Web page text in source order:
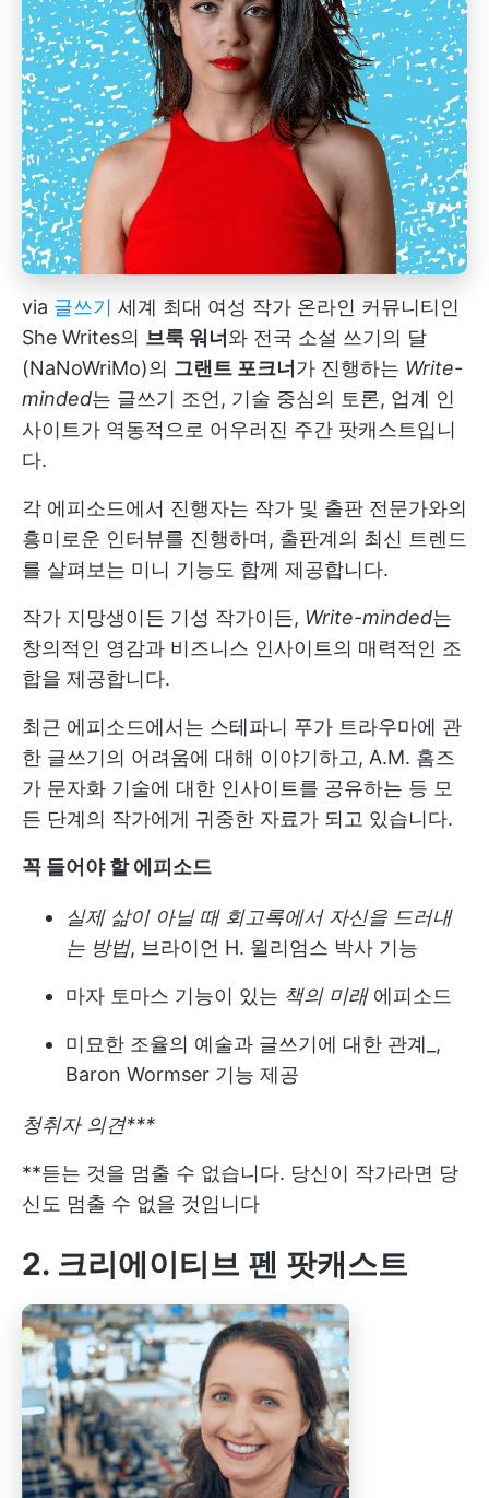
via 글쓰기 세계 최대 여성 작가 온라인 커뮤니티인
She Writes의 브룩 워너 와 전국 소설 쓰기의 달
(NaNoWriMo)의 그랜트 포크너 가 진행하는 Write-
minded는 글쓰기 조언, 기술 중심의 토론, 업계 인
사이트가 역동적으로 어우러진 주간 팟캐스트입니
다.
각 에피소드에서 진행자는 작가 및 출판 전문가와의
흥미로운 인터뷰를 진행하며, 출판계의 최신 트렌드
를 살펴보는 미니 기능도 함께 제공합니다.
작가 지망생이든 기성 작가이든, Write-minded는
창의적인 영감과 비즈니스 인사이트의 매력적인 조
합을 제공합니다.
최근 에피소드에서는 스테파니 푸가 트라우마에 관
한 글쓰기의 어려움에 대해 이야기하고, A.M. 홈즈
가 문자화 기술에 대한 인사이트를 공유하는 등 모
든 단계의 작가에게 귀중한 자료가 되고 있습니다.
꼭 들어야 할 에피소드
실제 삶이 아닐 때 회고록에서 자신을 드러내
는 방법, 브라이언 H. 윌리엄스 박사 기능
마자 토마스 기능이 있는 책의 미래에피소드
미묘한 조율의 예술과 글쓰기에 대한 관계_,
Baron Wormser 기능 제공
청취자 의견***
**듣는 것을 멈출 수 없습니다. 당신이 작가라면 당
신도 멈출 수 없을 것입니다
2. 크리에이티브 펜 팟캐스트